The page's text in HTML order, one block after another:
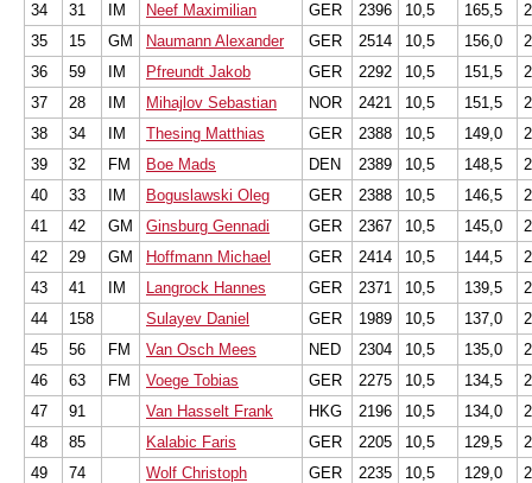
34
31 IM Neef Maximilian GER 2396 10,5 165,5
35
15 GM Naumann Alexander GER 2514 10,5 156,0
36
59 IM Pfreundt Jakob GER 2292 10,5 151,5
37
28 IM Mihajlov Sebastian NOR 2421 10,5 151,5
38
34 IM Thesing Matthias GER 2388 10,5 149,0
39
32 FM Boe Mads DEN 2389 10,5 148,5
40
33 IM Boguslawski Oleg GER 2388 10,5 146,5
41
42 GM Ginsburg Gennadi GER 2367 10,5 145,0
42
29 GM Hoffmann Michael GER 2414 10,5 144,5
43
41 IM Langrock Hannes GER 2371 10,5 139,5
44
158 Sulayev Daniel GER 1989 10,5 137,0
45
56 FM Van Osch Mees NED 2304 10,5 135,0
46
63 FM Voege Tobias GER 2275 10,5 134,5
47
91 Van Hasselt Frank HKG 2196 10,5 134,0
48
85 Kalabic Faris GER 2205 10,5 129,5
49
74 Wolf Christoph GER 2235 10,5 129,0